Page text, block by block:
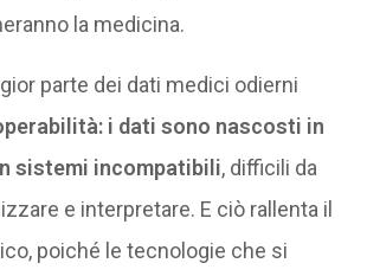
la medicina.
parte dei dati medici odierni
i dati sono nascosti in
sistemi incompatibili, difficili da
e interpretare. E ciò rallenta il
poiché le tecnologie che si